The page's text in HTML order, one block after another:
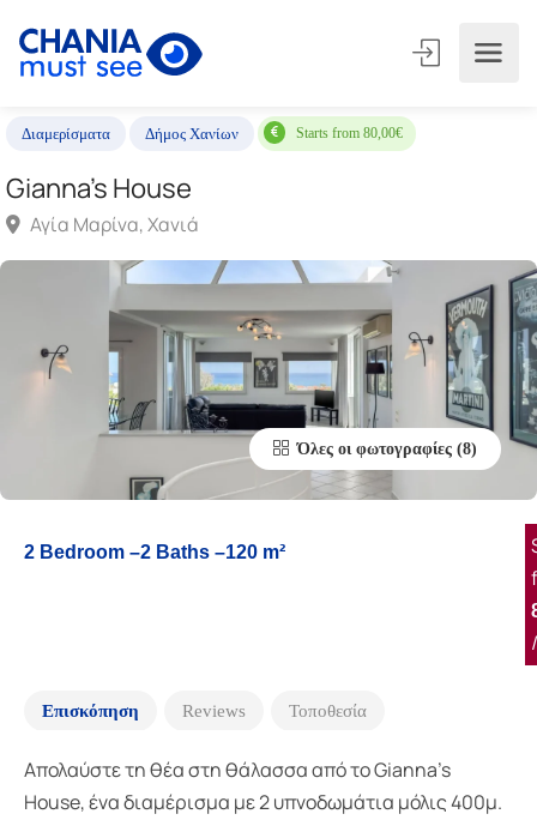
Διαμερίσματα Δήμος Χανίων Starts from 80,00€
Gianna’s House
Αγία Μαρίνα, Χανιά
Όλες οι φωτογραφίες
2 Bedroom –2 Baths –120 m²
Επισκόπηση Reviews Τοποθεσία
Απολαύστε τη θέα στη θάλασσα από το Gianna’s
House, ένα διαμέρισμα με 2 υπνοδωμάτια μόλις 400μ.